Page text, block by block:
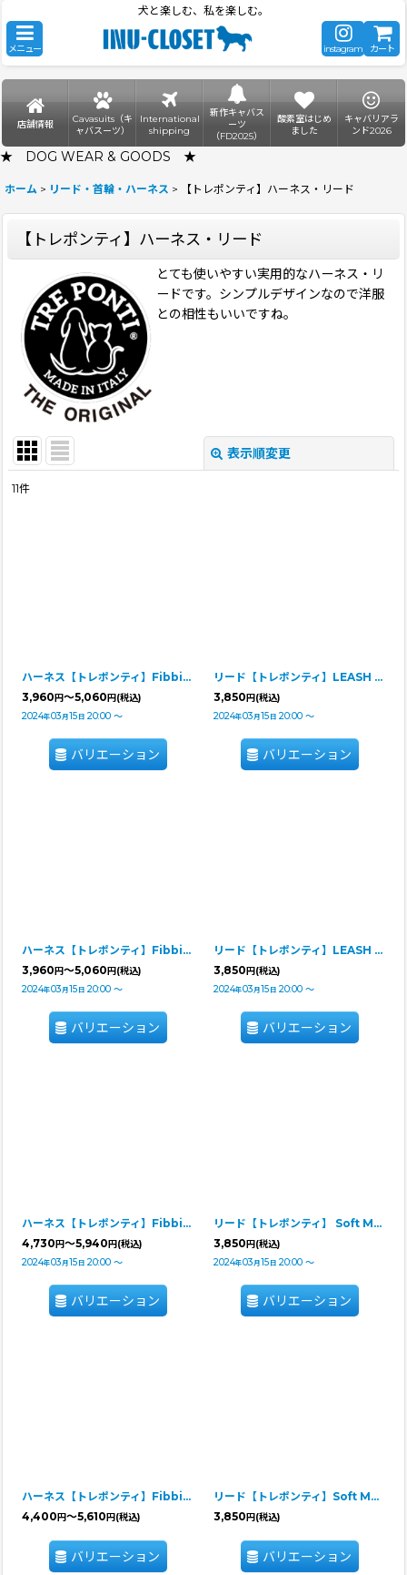
犬と楽しむ、私を楽しむ。
メニュー instagram カート
店舗情報
Cavasuits（キ
ャバスーツ）
International
shipping
新作キャバス
ーツ
（FD2025）
酸素室はじめ
ました
キャバリアラ
ンド2026
★ DOG WEAR & GOODS ★
ホーム > リード・首輪・ハーネス > 【トレポンティ】ハーネス・リード
【トレポンティ】ハーネス・リード
とても使いやすい実用的なハーネス・リ
ードです。シンプルデザインなので洋服
との相性もいいですね。
表示順変更
11件
ハーネス【トレポンティ】Fibbia‐adjustable type REFLECTIVE【PASTEL】
3,960円～5,060円(税込)
2024年03 月15 日 20:00 ～
バリエーション
リード【トレポンティ】LEASH FOR Small Breeds【PASTEL】
3,850円(税込)
2024年03 月15 日 20:00 ～
バリエーション
ハーネス【トレポンティ】Fibbia‐adjustable type REFLECTIVE
3,960円～5,060円(税込)
2024年03 月15 日 20:00 ～
バリエーション
リード【トレポンティ】LEASH FOR Small Breeds
3,850円(税込)
2024年03 月15 日 20:00 ～
バリエーション
ハーネス【トレポンティ】Fibbia Soft Mesh adjustable type【PASTEL】
4,730円～5,940円(税込)
2024年03 月15 日 20:00 ～
バリエーション
リード【トレポンティ】 Soft Mesh Leash【PASTEL】
3,850円(税込)
2024年03 月15 日 20:00 ～
バリエーション
ハーネス【トレポンティ】Fibbia Soft Mesh adjustable type
4,400円～5,610円(税込)
バリエーション
リード【トレポンティ】Soft Mesh Leash
3,850円(税込)
バリエーション